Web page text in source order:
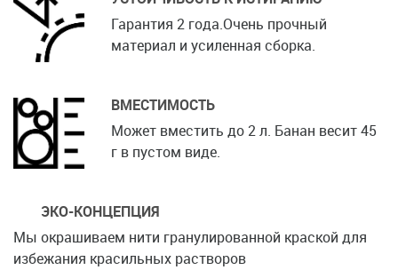
Гарантия 2 года.Очень прочный
материал и усиленная сборка.
ВМЕСТИМОСТЬ
Может вместить до 2 л. Банан весит 45
г в пустом виде.
ЭКО-КОНЦЕПЦИЯ
Мы окрашиваем нити гранулированной краской для
избежания красильных растворов